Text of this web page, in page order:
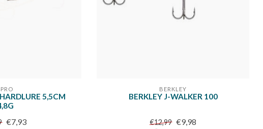
5,5CM
€7,93
BERKLEY
BERKLEY J-WALKER 100
€12,99 €9,98